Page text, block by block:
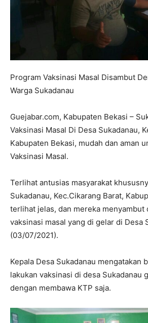
Program Vaksinasi Masal Disambut
Warga Sukadanau
Guejabar.com, Kabupaten Bekasi –
Vaksinasi Masal Di Desa Sukadanau,
Kabupaten Bekasi, mudah dan aman
Vaksinasi Masal.
Terlihat antusias masyarakat
Sukadanau, Kec.Cikarang Barat,
terlihat jelas, dan mereka menyambut
vaksinasi masal yang di gelar di Desa
(03/07/2021).
Kepala Desa Sukadanau mengatakan
lakukan vaksinasi di desa Sukadanau
dengan membawa KTP saja.